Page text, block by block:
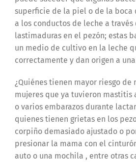
superficie de la piel o de la boca
a los conductos de leche a través
lastimaduras en el pezón; estas
un medio de cultivo en la leche
correctamente y dan origen a
¿Quiénes tienen mayor riesgo de
mujeres que ya tuvieron mastitis
o varios embarazos durante
quienes tienen grietas en los
corpiño demasiado ajustado o
presionar la mama con el
auto o una mochila , entre otras